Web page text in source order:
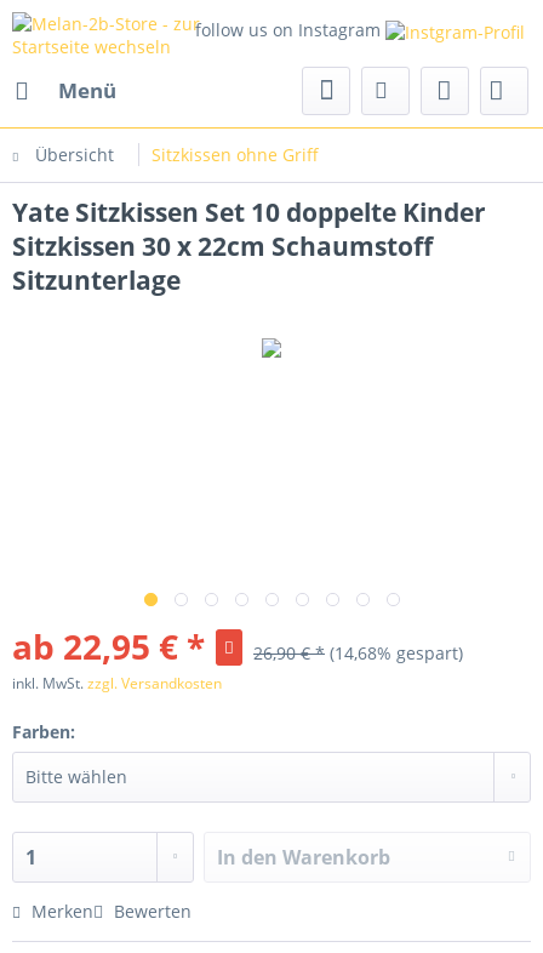
follow us on Instagram
Menü
Übersicht Sitzkissen ohne Griff
Yate Sitzkissen Set 10 doppelte Kinder
Sitzkissen 30 x 22cm Schaumstoff
Sitzunterlage
ab 22,95 € * 26,90 € * (14,68% gespart)
inkl. MwSt.zzgl. Versandkosten
Farben:
In den Warenkorb
Merken Bewerten